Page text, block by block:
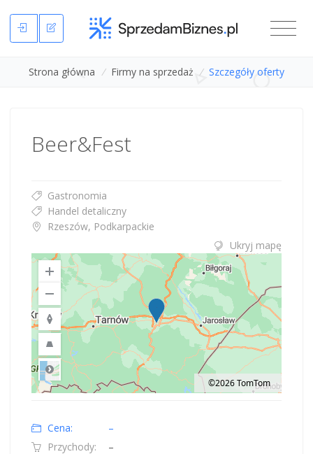
Strona główna / Firmy na sprzedaż / Szczegóły oferty
Beer&Fest
Gastronomia
Handel detaliczny
Rzeszów, Podkarpackie
Ukryj mapę
Road
©2026 TomTom
Cena:
–
Przychody:
–